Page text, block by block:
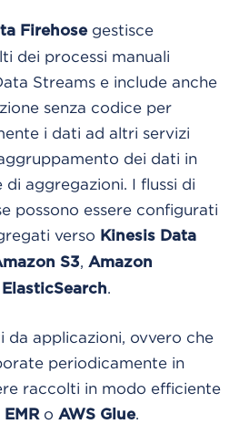
Firehosegestisce
dei processi manuali
Streams e include anche
senza codice per
i dati ad altri servizi
dei dati in
aggregazioni. I flussi di
possono essere configurati
verso Kinesis Data
S3, Amazon
.
da applicazioni, ovvero che
periodicamente in
raccolti in modo efficiente
o AWS Glue.